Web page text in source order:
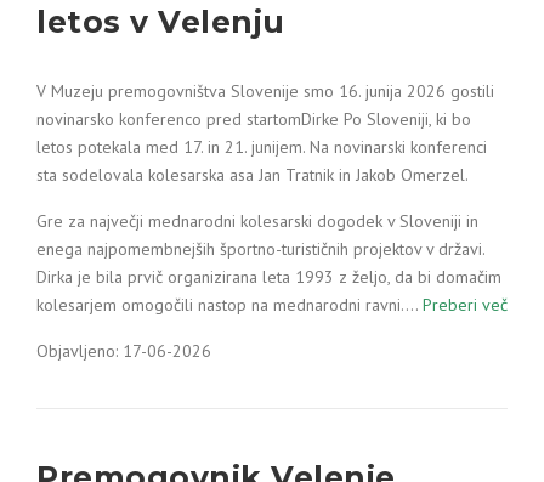
letos v Velenju
V Muzeju premogovništva Slovenije smo 16. junija 2026 gostili
novinarsko konferenco pred startomDirke Po Sloveniji, ki bo
letos potekala med 17. in 21. junijem. Na novinarski konferenci
sta sodelovala kolesarska asa Jan Tratnik in Jakob Omerzel.
Gre za največji mednarodni kolesarski dogodek v Sloveniji in
enega najpomembnejših športno-turističnih projektov v državi.
Dirka je bila prvič organizirana leta 1993 z željo, da bi domačim
kolesarjem omogočili nastop na mednarodni ravni.… Preberi več
Objavljeno: 17-06-2026